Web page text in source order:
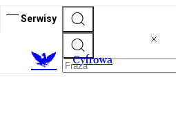
Serwisy
Cyfrowa